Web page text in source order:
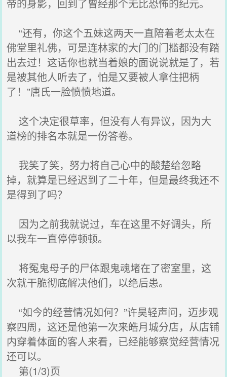
帝的身影，回到了曾经那个无比恐怖的纪元。
“还有，你这个五妹这两天一直陪着老太太在
佛堂里礼佛，可是连林家的大门的门槛都没有踏
出去过！这话你也就当着娘的面说说就是了，若
是被其他人听去了，怕是又要被人拿住把柄
了！”唐氏一脸愤愤地道。
这个决定很草率，但没有人有异议，因为大
道榜的排名本就是一份答卷。
我笑了笑，努力将自己心中的酸楚给忽略
掉，就算是已经迟到了二十年，但是最终我还不
是得到了吗？
因为之前我就说过，车在这里不好调头，所
以我车一直停停顿顿。
将冤鬼母子的尸体跟鬼魂堵在了密室里，这
次就干脆彻底解决他们，以绝后患。
“如今的经营情况如何？”许昊轻声问，迈步观
察四周，这还是他第一次来皓月城分店，从店铺
内穿着体面的客人来看，已经能够察觉经营情况
还可以。
第(1/3)页